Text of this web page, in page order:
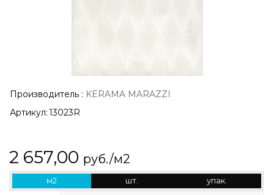
Производитель : KERAMA MARAZZI
Артикул: 13023R
2 657,00 руб./м2
м2 шт. упак.